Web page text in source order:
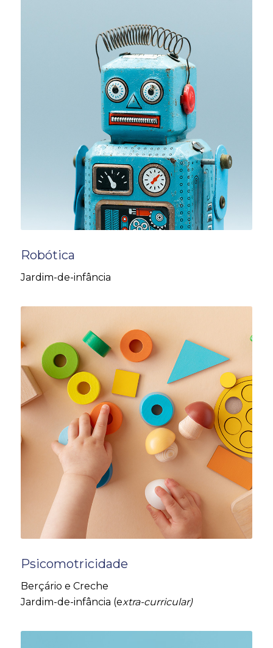
Robótica
Jardim-de-infância
Psicomotricidade
Berçário e Creche
Jardim-de-infância (extra-curricular)